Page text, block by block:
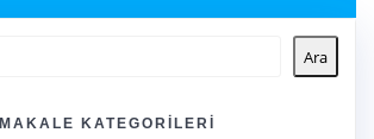
Ara
MAKALE KATEGORILERI